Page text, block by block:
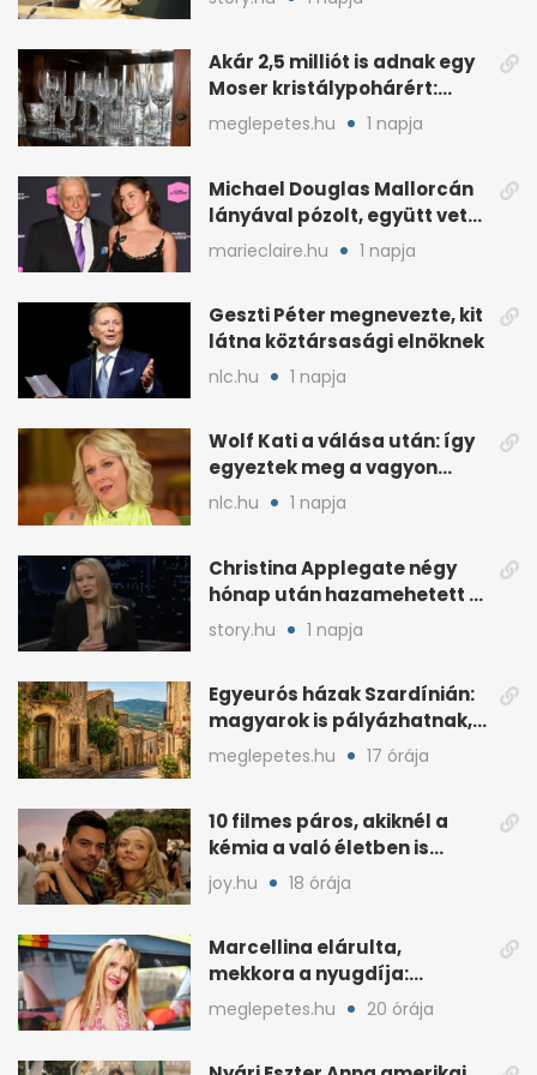
Akár 2,5 milliót is adnak egy
Moser kristálypohárért:
otthon is lapulhat
meglepetes.hu 1 napja
Michael Douglas Mallorcán
lányával pózolt, együtt vette
át az elismerést
marieclaire.hu 1 napja
Geszti Péter megnevezte, kit
látna köztársasági elnöknek
nlc.hu 1 napja
Wolf Kati a válása után: így
egyeztek meg a vagyon
megosztásáról
nlc.hu 1 napja
Christina Applegate négy
hónap után hazamehetett a
kórházból, de hallgatnak az
okokról
story.hu 1 napja
Egyeurós házak Szardínián:
magyarok is pályázhatnak,
de vannak feltételek
meglepetes.hu 17 órája
10 filmes páros, akiknél a
kémia a való életben is
féltékenységet szült
joy.hu 18 órája
Marcellina elárulta,
mekkora a nyugdíja:
„Ötvenezer forint”
meglepetes.hu 20 órája